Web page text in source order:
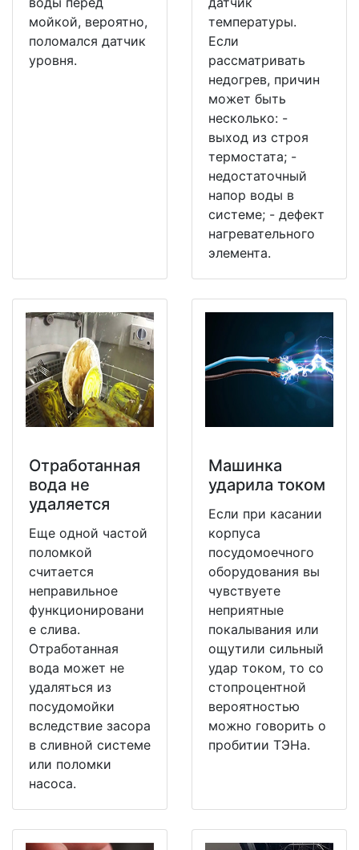
мойкой, вероятно,
поломался датчик
уровня.
температуры.
Если
рассматривать
недогрев, причин
может быть
несколько: -
выход из строя
термостата; -
недостаточный
напор воды в
системе; - дефект
нагревательного
элемента.
Отработанная
вода не
удаляется
Еще одной частой
поломкой
считается
неправильное
функционировани
е слива.
Отработанная
вода может не
удаляться из
посудомойки
вследствие засора
в сливной системе
или поломки
насоса.
Машинка
ударила током
Если при касании
корпуса
посудомоечного
оборудования вы
чувствуете
неприятные
покалывания или
ощутили сильный
удар током, то со
стопроцентной
вероятностью
можно говорить о
пробитии ТЭНа.